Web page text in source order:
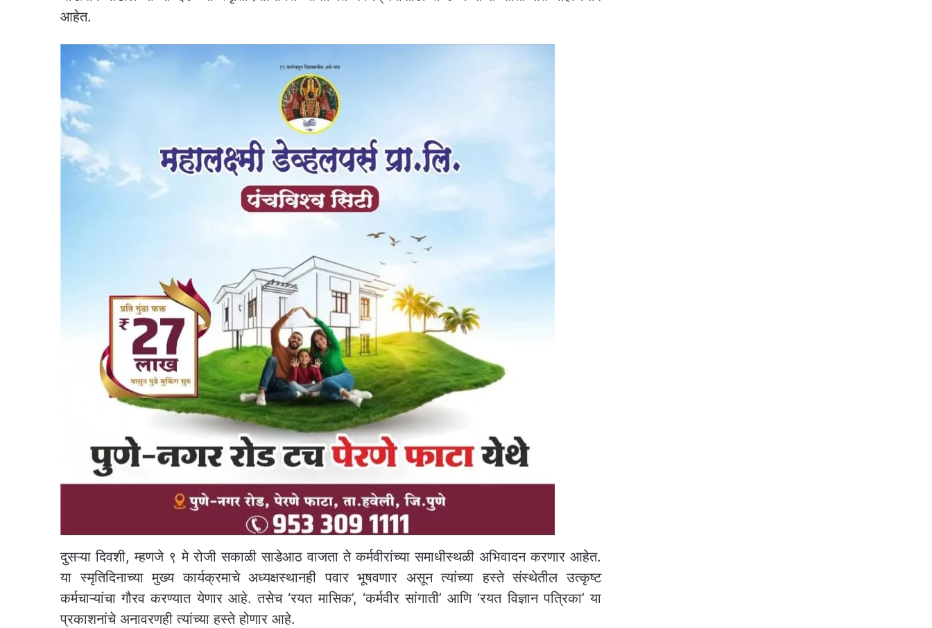
आहेत.
दुसऱ्या दिवशी, म्हणजे ९ मे रोजी सकाळी साडेआठ वाजता ते कर्मवीरांच्या समाधीस्थळी अभिवादन करणार आहेत.
या स्मृतिदिनाच्या मुख्य कार्यक्रमाचे अध्यक्षस्थानही पवार भूषवणार असून त्यांच्या हस्ते संस्थेतील उत्कृष्ट
कर्मचाऱ्यांचा गौरव करण्यात येणार आहे. तसेच ‘रयत मासिक’, ‘कर्मवीर सांगाती’ आणि ‘रयत विज्ञान पत्रिका’ या
प्रकाशनांचे अनावरणही त्यांच्या हस्ते होणार आहे.